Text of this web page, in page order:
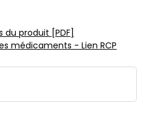
produit [PDF]
médicaments - Lien RCP